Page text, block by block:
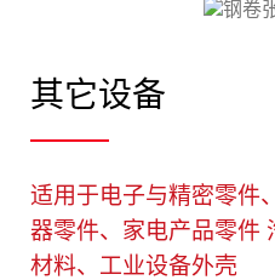
其它设备
适用于电子与精密零件
器零件、家电产品零件
材料、工业设备外壳